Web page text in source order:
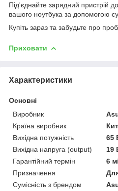
Під'єднайте зарядний пристрій
вашого ноутбука за допомогою
Купіть зараз та забудьте про
Приховати
Характеристики
Основні
Виробник
Країна виробник
Вихідна потужність
65
Вихідна напруга (output)
19
Гарантійний термін
6
Призначення
Сумісність з брендом